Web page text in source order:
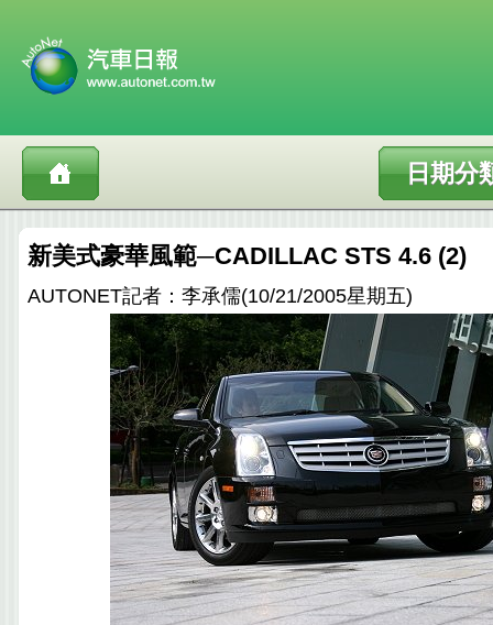
日期分
新美式豪華風範─CADILLAC STS 4.6 (2)
AUTONET記者：李承儒(10/21/2005星期五)